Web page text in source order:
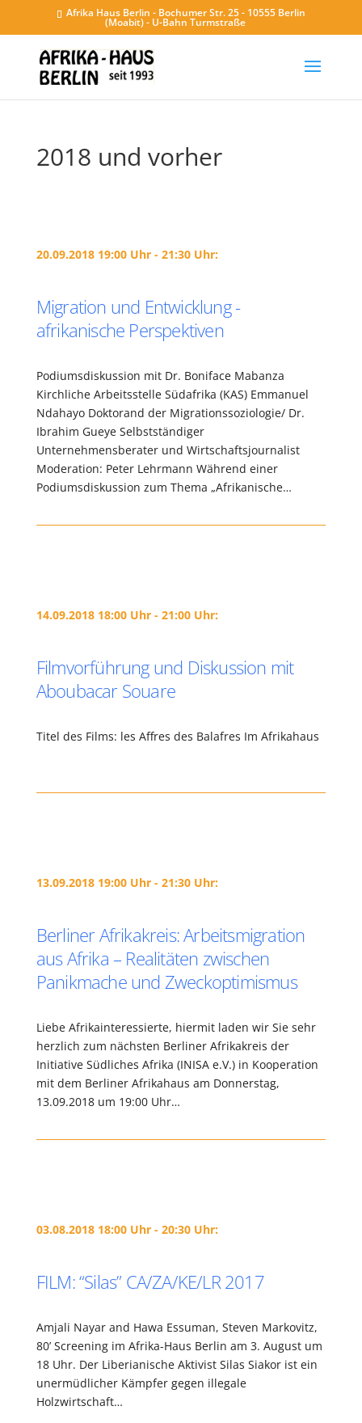
Afrika Haus Berlin - Bochumer Str. 25 - 10555 Berlin
(Moabit) - U-Bahn Turmstraße
2018 und vorher
20.09.2018 19:00 Uhr - 21:30 Uhr:
Migration und Entwicklung -
afrikanische Perspektiven
Podiumsdiskussion mit Dr. Boniface Mabanza
Kirchliche Arbeitsstelle Südafrika (KAS) Emmanuel
Ndahayo Doktorand der Migrationssoziologie/ Dr.
Ibrahim Gueye Selbstständiger
Unternehmensberater und Wirtschaftsjournalist
Moderation: Peter Lehrmann Während einer
Podiumsdiskussion zum Thema „Afrikanische…
14.09.2018 18:00 Uhr - 21:00 Uhr:
Filmvorführung und Diskussion mit
Aboubacar Souare
Titel des Films: les Affres des Balafres Im Afrikahaus
13.09.2018 19:00 Uhr - 21:30 Uhr:
Berliner Afrikakreis: Arbeitsmigration
aus Afrika – Realitäten zwischen
Panikmache und Zweckoptimismus
Liebe Afrikainteressierte, hiermit laden wir Sie sehr
herzlich zum nächsten Berliner Afrikakreis der
Initiative Südliches Afrika (INISA e.V.) in Kooperation
mit dem Berliner Afrikahaus am Donnerstag,
13.09.2018 um 19:00 Uhr…
03.08.2018 18:00 Uhr - 20:30 Uhr:
FILM: “Silas” CA/ZA/KE/LR 2017
Amjali Nayar and Hawa Essuman, Steven Markovitz,
80’ Screening im Afrika-Haus Berlin am 3. August um
18 Uhr. Der Liberianische Aktivist Silas Siakor ist ein
unermüdlicher Kämpfer gegen illegale
Holzwirtschaft…